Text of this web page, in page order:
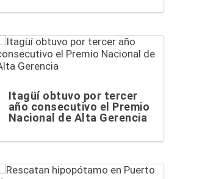
Itagüí obtuvo por tercer
año consecutivo el Premio
Nacional de Alta Gerencia